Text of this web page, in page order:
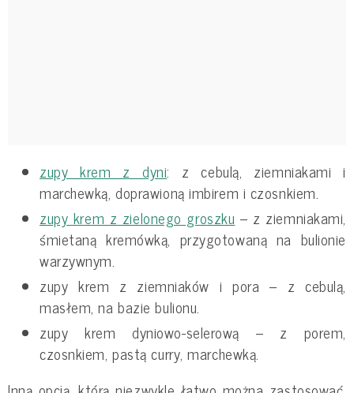
zupy krem z dyni: z cebulą, ziemniakami i
marchewką, doprawioną imbirem i czosnkiem.
zupy krem z zielonego groszku – z ziemniakami,
śmietaną kremówką, przygotowaną na bulionie
warzywnym.
zupy krem z ziemniaków i pora – z cebulą,
masłem, na bazie bulionu.
zupy krem dyniowo-selerową – z porem,
czosnkiem, pastą curry, marchewką.